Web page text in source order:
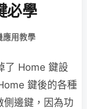
必學
應用教學
了 Home 鍵設
鍵後的各種
側邊鍵，因為功